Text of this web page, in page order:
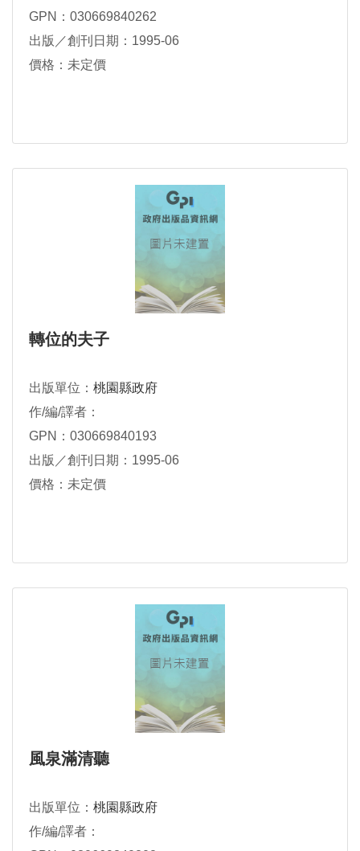
GPN：030669840262
出版／創刊日期：1995-06
價格：未定價
轉位的夫子
出版單位： 桃園縣政府
作/編/譯者：
GPN：030669840193
出版／創刊日期：1995-06
價格：未定價
風泉滿清聽
出版單位： 桃園縣政府
作/編/譯者：